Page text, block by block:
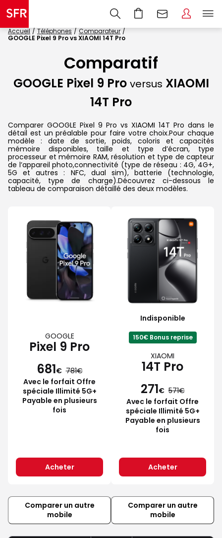
Accueil Téléphones
Comparateur
GOOGLE Pixel 9 Pro vs XIAOMI 14T Pro
Comparatif
GOOGLE Pixel 9 Pro versus XIAOMI
14T Pro
Comparer GOOGLE Pixel 9 Pro vs XIAOMI 14T Pro dans le
détail est un préalable pour faire votre choix.Pour chaque
modèle : date de sortie, poids, coloris et capacités
mémoire disponibles, taille et type d’écran, type
processeur et mémoire RAM, résolution et type de capteur
de l’appareil photo,connectivité (type de réseau : 4G, 4G+,
5G et autres : NFC, dual sim), batterie (technologie,
capacité, type de charge).Découvrez ci-dessous le
tableau de comparaison détaillé des deux modèles.
GOOGLE
Pixel 9 Pro
681€ 781
Avec le forfait Offre
spéciale Illimité 5G+
Payable en plusieurs
fois
Acheter
Indisponible
150€ Bonus reprise
XIAOMI
14T Pro
271€ 571
Avec le forfait Offre
spéciale Illimité 5G+
Payable en plusieurs
fois
Acheter
Comparer un autre
mobile
Comparer un autre
mobile